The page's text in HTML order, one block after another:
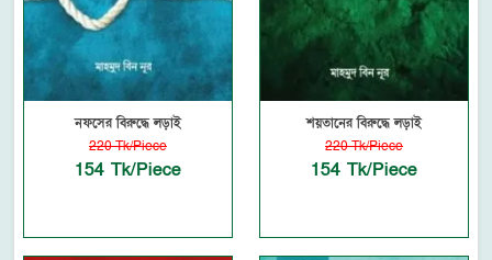
নফসের বিরুদ্ধে লড়াই
220 Tk/Piece
154 Tk/Piece
শয়তানের বিরু‌দ্ধে লড়াই
220 Tk/Piece
154 Tk/Piece